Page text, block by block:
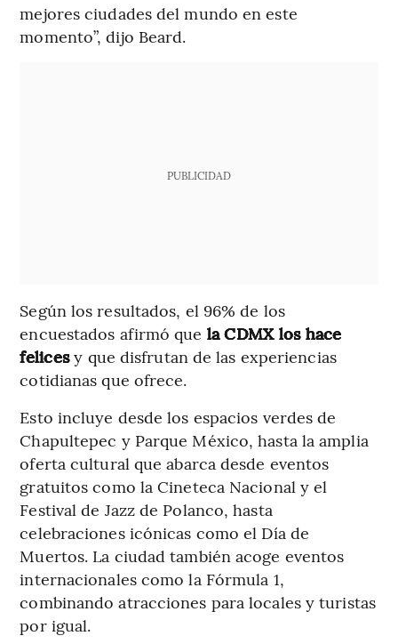
mejores ciudades del mundo en este
momento”, dijo Beard.
PUBLICIDAD
Según los resultados, el 96% de los
encuestados afirmó que la CDMX los hace
felicesy que disfrutan de las experiencias
cotidianas que ofrece.
Esto incluye desde los espacios verdes de
Chapultepec y Parque México, hasta la amplia
oferta cultural que abarca desde eventos
gratuitos como la Cineteca Nacional y el
Festival de Jazz de Polanco, hasta
celebraciones icónicas como el Día de
Muertos. La ciudad también acoge eventos
internacionales como la Fórmula 1,
combinando atracciones para locales y turistas
por igual.